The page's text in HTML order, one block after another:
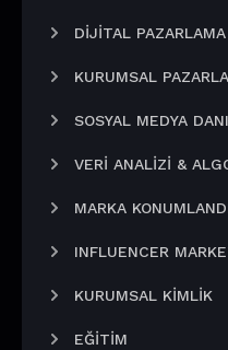
DIJITAL
KURUMSAL
SOSYAL MEDYA
VERI ANALIZI &
MARKA
INFLUENCER
KURUMSAL KIMLIK
EĞITIM